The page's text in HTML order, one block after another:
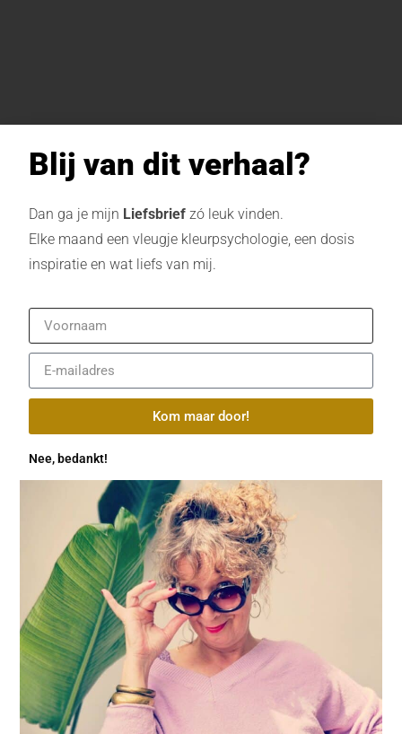
Blij van dit verhaal?
Dan ga je mijn Liefsbrief zó leuk vinden.
Elke maand een vleugje kleurpsychologie, een dosis
inspiratie en wat liefs van mij.
Kom maar door!
Nee, bedankt!